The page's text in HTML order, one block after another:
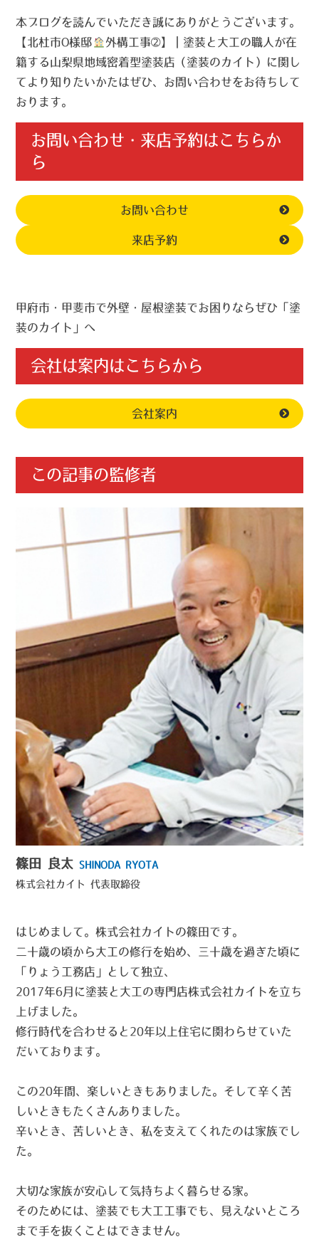
本ブログを読んでいただき誠にありがとうございます。
【北杜市O様邸
外構工事➁】｜塗装と大工の職人が在
籍する山梨県地域密着型塗装店（塗装のカイト）に関し
てより知りたいかたはぜひ、お問い合わせをお待ちして
おります。
お問い合わせ・来店予約はこちらか
ら
お問い合わせ
来店予約
甲府市・甲斐市で外壁・屋根塗装でお困りならぜひ「塗
装のカイト」へ
会社は案内はこちらから
会社案内
この記事の監修者
篠田 良太 SHINODA RYOTA
株式会社カイト代表取締役
はじめまして。株式会社カイトの篠田です。
二十歳の頃から大工の修行を始め、三十歳を過ぎた頃に
「りょう工務店」として独立、
2017年6月に塗装と大工の専門店株式会社カイトを立ち
上げました。
修行時代を合わせると20年以上住宅に関わらせていた
だいております。
この20年間、楽しいときもありました。そして辛く苦
しいときもたくさんありました。
辛いとき、苦しいとき、私を支えてくれたのは家族でし
た。
大切な家族が安心して気持ちよく暮らせる家。
そのためには、塗装でも大工工事でも、見えないところ
まで手を抜くことはできません。